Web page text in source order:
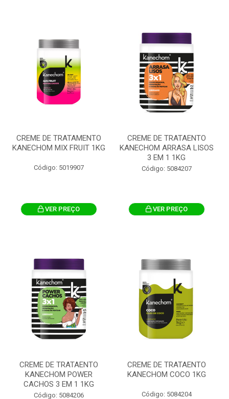
CREME DE TRATAMENTO
KANECHOM MIX FRUIT 1KG
Código: 5019907
VER PREÇO
CREME DE TRATAENTO
KANECHOM ARRASA LISOS
3 EM 1 1KG
Código: 5084207
VER PREÇO
CREME DE TRATAENTO
KANECHOM POWER
CACHOS 3 EM 1 1KG
Código: 5084206
CREME DE TRATAENTO
KANECHOM COCO 1KG
Código: 5084204